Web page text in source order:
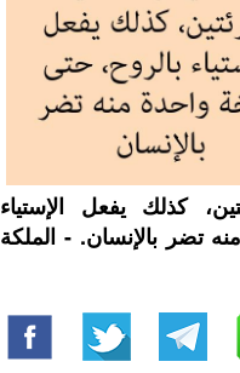
كذلك يفعل الإستياء
تضر بالإنسان. - الملكة